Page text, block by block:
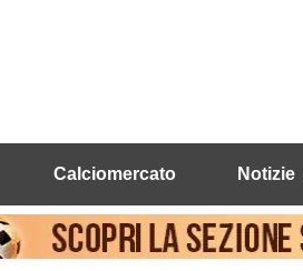
Calciomercato Notizie